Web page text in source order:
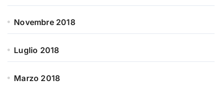
Novembre 2018
Luglio 2018
Marzo 2018